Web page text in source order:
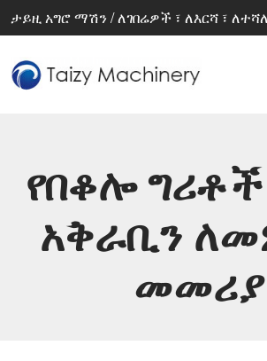
ታይዚ አግሮ ማሽን / ለገበሬዎች ፣ ለእርሻ ፣
የበቆሎ
አቅራቢን
መመሪያ